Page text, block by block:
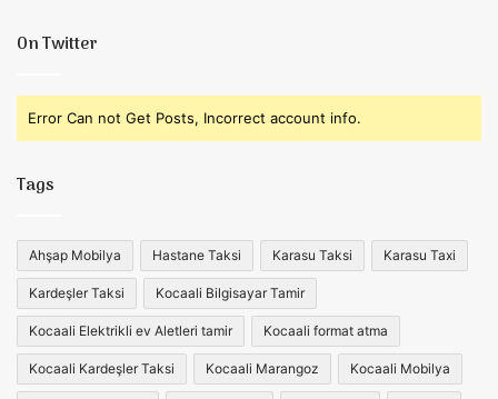
On Twitter
Error Can not Get Posts, Incorrect account info.
Tags
Ahşap Mobilya Hastane Taksi Karasu Taksi Karasu Taxi
Kardeşler Taksi Kocaali Bilgisayar Tamir
Kocaali Elektrikli ev Aletleri tamir Kocaali format atma
Kocaali Kardeşler Taksi Kocaali Marangoz Kocaali Mobilya